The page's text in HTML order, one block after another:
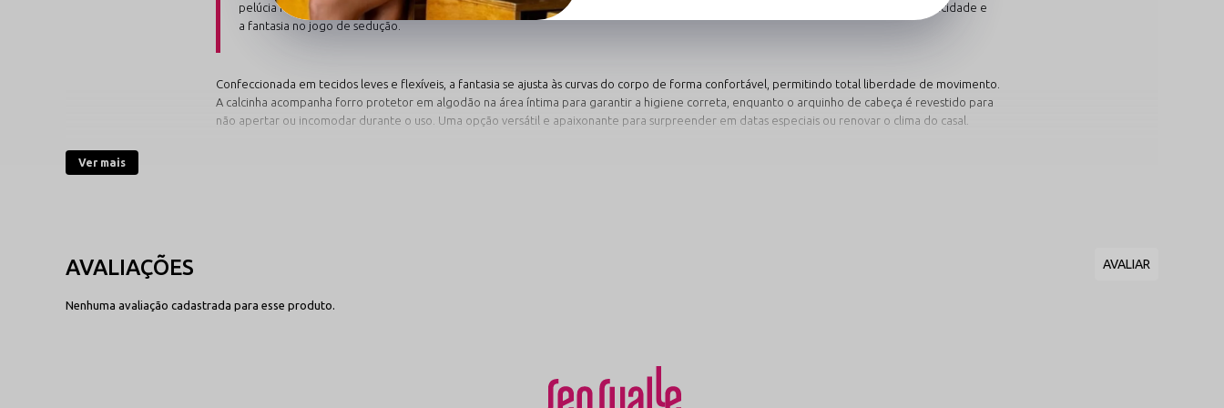
pelúcia felpuda contorna a peça com suavidade, enquanto os acessórios temáticos agregam um toque lúdico que desperta a cumplicidade e
a fantasia no jogo de sedução.
Confeccionada em tecidos leves e flexíveis, a fantasia se ajusta às curvas do corpo de forma confortável, permitindo total liberdade de movimento.
A calcinha acompanha forro protetor em algodão na área íntima para garantir a higiene correta, enquanto o arquinho de cabeça é revestido para
não apertar ou incomodar durante o uso. Uma opção versátil e apaixonante para surpreender em datas especiais ou renovar o clima do casal.
feminina. O tom pink acende o visual da
Ver Opções Temáticas
Ver mais
Nenhuma avaliação cadastrada para esse produto.